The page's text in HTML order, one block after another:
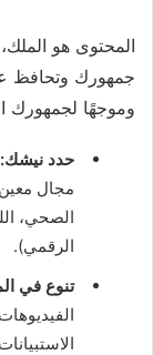
المحتوى هو
جمهورك وتحافظ
وموجهًا لجمهورك
حدد نيشك:
مجال
الصحي،
الرقمي).
تنوع في